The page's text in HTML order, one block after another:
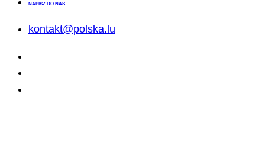
NAPISZ DO NAS
kontakt@polska.lu